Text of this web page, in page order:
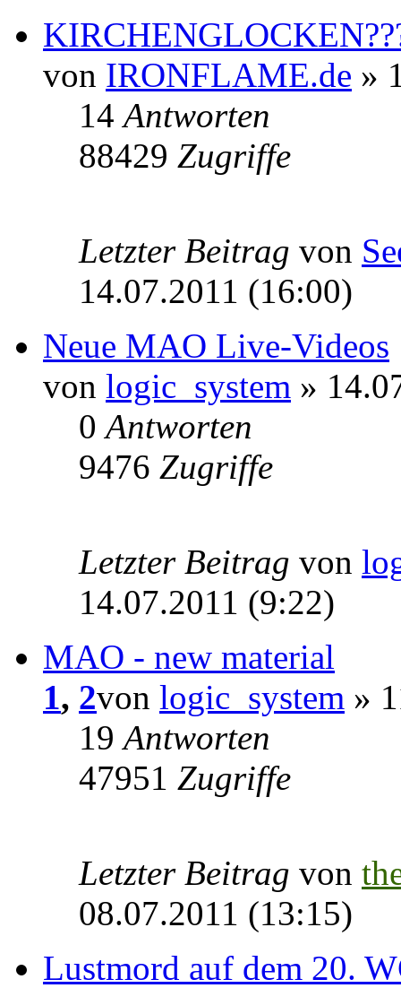
von IRONFLAME.de »
14Antworten
88429 Zugriffe
Letzter Beitrag von
14.07.2011 (16:00)
Neue MAO Live-Videos
von logic_system »
0Antworten
9476 Zugriffe
Letzter Beitrag von
14.07.2011 (9:22)
MAO - new material
1, 2von logic_system »
19Antworten
47951 Zugriffe
Letzter Beitrag von
08.07.2011 (13:15)
Lustmord auf dem 20.